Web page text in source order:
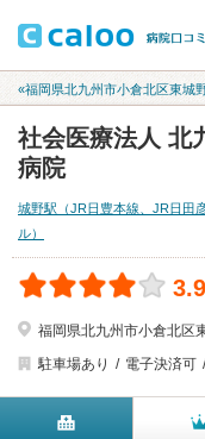
«福岡県北九州市小倉北区東城
社会医療法人 北
病院
城野駅（JR日豊本線、JR日田
ル）
福岡県北九州市小倉北区
駐車場あり
電子決済可